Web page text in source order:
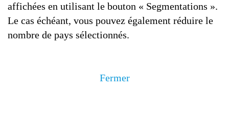
affichées en utilisant le bouton « Segmentations ».
Le cas échéant, vous pouvez également réduire le
nombre de pays sélectionnés.
Fermer